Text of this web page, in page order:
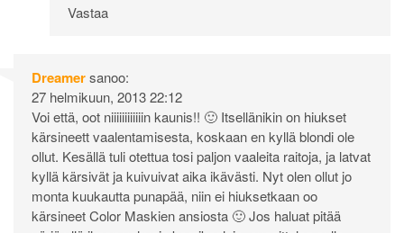
Vastaa
Dreamersanoo:
27 helmikuun, 2013 22:12
Voi että, oot niiiiiiiiiiiin kaunis!! 🙂 Itsellänikin on hiukset
kärsineett vaalentamisesta, koskaan en kyllä blondi ole
ollut. Kesällä tuli otettua tosi paljon vaaleita raitoja, ja latvat
kyllä kärsivät ja kuivuivat aika ikävästi. Nyt olen ollut jo
monta kuukautta punapää, niin ei hiuksetkaan oo
kärsineet Color Maskien ansiosta 🙂 Jos haluat pitää